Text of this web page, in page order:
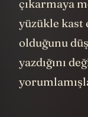
çıkarmaya
yüzükle kast
olduğunu
yazdığını